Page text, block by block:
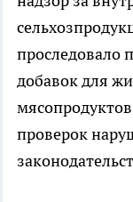
проследовало
добавок для
проверок